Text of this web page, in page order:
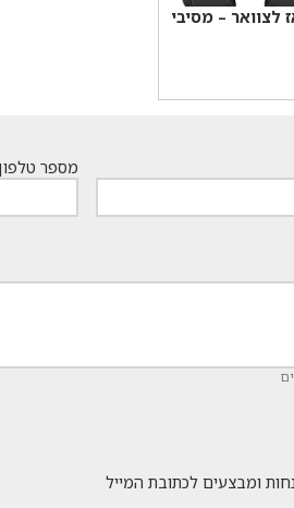
לצוואר – מסיבי
מספר
ומבצעים לכתובת המייל